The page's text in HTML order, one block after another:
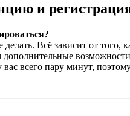
и
Всё зависит от
дополнительные
вас всего пару минут,